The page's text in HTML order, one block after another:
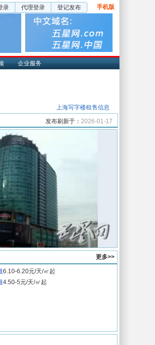
录 代理登录 登记发布 手机版
企业服务
上海写字楼租售信息
发布刷新于： 2026-01-17
更多>>
6.10-6.20元/天/㎡起
4.50-5元/天/㎡起